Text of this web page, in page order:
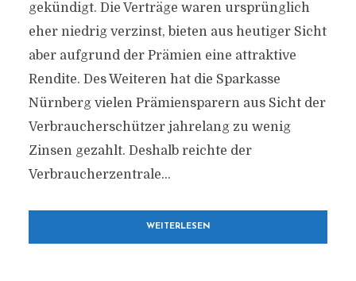
gekündigt. Die Verträge waren ursprünglich
eher niedrig verzinst, bieten aus heutiger Sicht
aber aufgrund der Prämien eine attraktive
Rendite. Des Weiteren hat die Sparkasse
Nürnberg vielen Prämiensparern aus Sicht der
Verbraucherschützer jahrelang zu wenig
Zinsen gezahlt. Deshalb reichte der
Verbraucherzentrale...
WEITERLESEN